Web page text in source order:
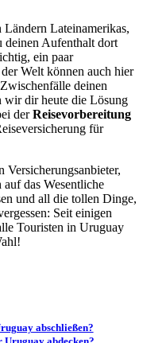
Lateinamerikas,
deinen Aufenthalt dort
ein paar
Welt können auch hier
deinen
wir dir heute die Lösung
derReisevorbereitung
für
das Wesentliche
und all die tollen Dinge,
Seit einigen
Touristen in Uruguay
abschließen?